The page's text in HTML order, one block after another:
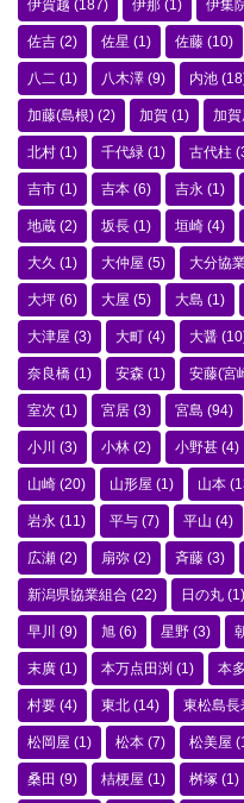
伊賀越 (187) 伊那 (1) 伊集
佐吉 (2) 佐星 (1) 佐藤 (10)
八二 (1) 八木澤 (9) 内池
加藤(島根) (2) 加賀 (1) 加賀
北村 (1) 千代緑 (1) 古代柱
吉市 (1) 吉本 (6) 吉永 (1)
地蔵 (2) 坂長 (1) 垣崎 (4)
大久 (1) 大仲屋 (5) 大分協
大坪 (6) 大屋 (5) 大島 (1)
大津屋 (3) 大町 (4) 大醤
奈良橋 (1) 安森 (1) 安藤(宮
室次 (1) 宮居 (3) 宮島 (94)
小川 (3) 小林 (2) 小野甚 (4)
山崎 (20) 山形屋 (1) 山本
岩永 (11) 平与 (7) 平山 (4)
広瀬 (2) 扇弥 (2) 斉藤 (3)
新潟県協業組合 (22) 日の丸 (1)
早川 (9) 旭 (6) 星野 (3)
末廣 (1) 本万点田渕 (1) 本多
村要 (4) 東北 (14) 東松島長
松岡屋 (1) 松本 (7) 松美屋
桑田 (9) 桔梗屋 (1) 桝塚 (1)